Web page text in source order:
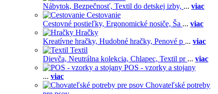
Nábytok, Bezpečnosť, Textil do detskej izby, ... viac
Cestovanie
Cestovné postieľky, Ergonomické nosiče, Ša ... viac
Hračky
Kreatívne hračky, Hudobné hračky, Penové p ... viac
Textil
Dievča, Neutrálna kolekcia, Chlapec, Textil pr ... viac
POS - vzorky a stojany
... viac
Chovateľské potreby